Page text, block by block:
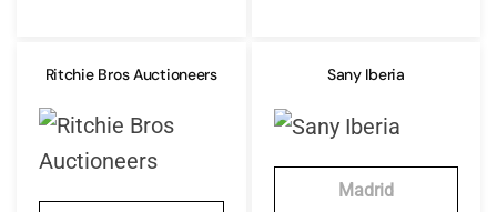
Ritchie Bros Auctioneers Sany Iberia
Madrid